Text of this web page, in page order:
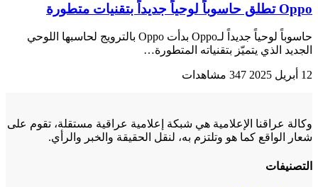
Oppo تطلق حاسوباً لوحياً جديداً بتقنيات متطورة
حاسوباً لوحياً جديداً لـOppo بدأت Oppo بالترويج لحاسبها اللوحي
الجديد الذي يتميّز بتقنياته المتطورة…
12 أبريل 2025 347 مشاهدات
وكالة عراقنا الإعلامية هي شبكة إعلامية عراقية مستقلة، تقوم على
شعار الواقع كما هو وتلتزم به، لنقل الحقيقة والخبر والرأي.
التصنيفات